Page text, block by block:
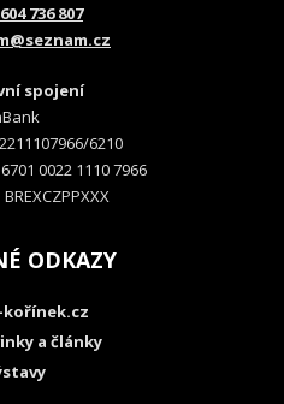
736 807
spojení
6210
0022 1110 7966
BREXCZPPXXX
ODKAZY
a články